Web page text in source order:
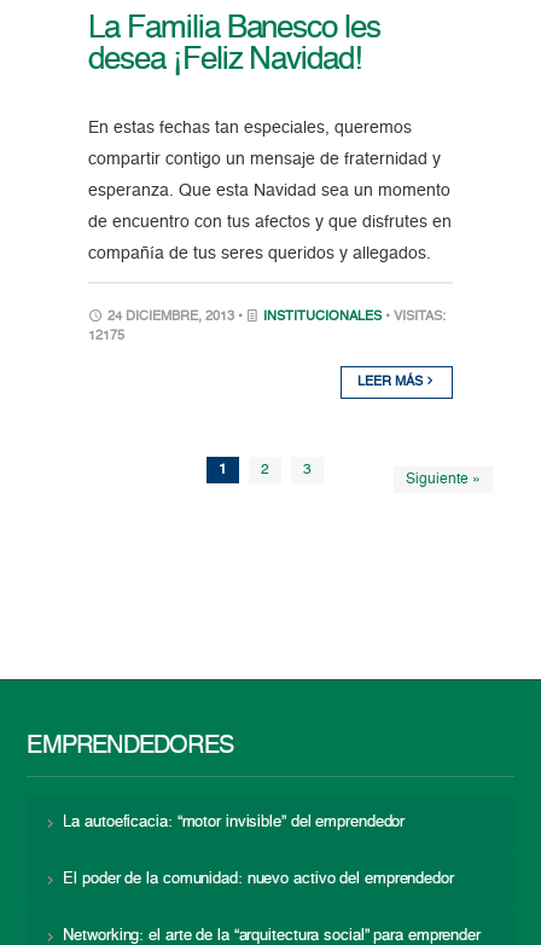
La Familia Banesco les
desea ¡Feliz Navidad!
En estas fechas tan especiales, queremos
compartir contigo un mensaje de fraternidad y
esperanza. Que esta Navidad sea un momento
de encuentro con tus afectos y que disfrutes en
compañía de tus seres queridos y allegados.
24 DICIEMBRE, 2013 • INSTITUCIONALES • VISITAS:
12175
LEER MÁS
1 2 3
Siguiente »
EMPRENDEDORES
La autoeficacia: “motor invisible” del emprendedor
El poder de la comunidad: nuevo activo del emprendedor
Networking: el arte de la “arquitectura social” para emprender